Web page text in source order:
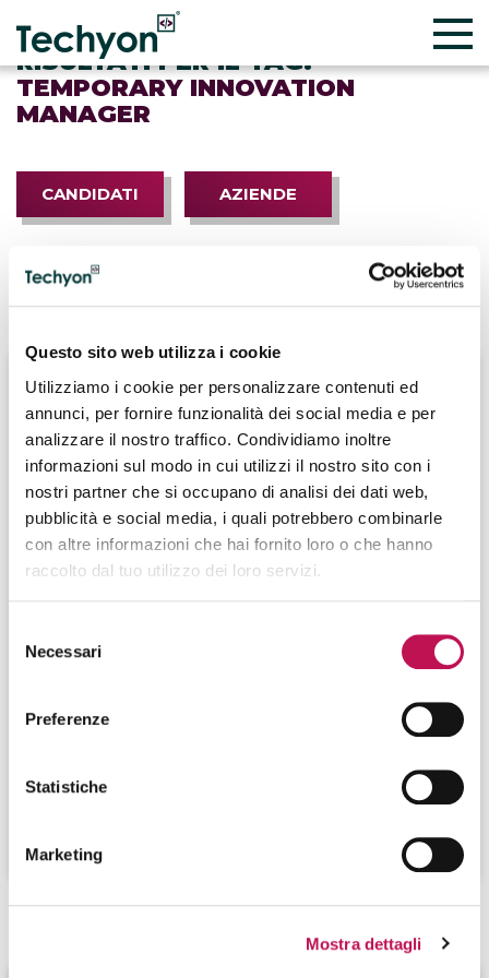
Questo sito web utilizza i cookie
Utilizziamo i cookie per personalizzare contenuti ed
annunci, per fornire funzionalità dei social media e per
analizzare il nostro traffico. Condividiamo inoltre
informazioni sul modo in cui utilizzi il nostro sito con i
nostri partner che si occupano di analisi dei dati web,
pubblicità e social media, i quali potrebbero combinarle
con altre informazioni che hai fornito loro o che hanno
raccolto dal tuo utilizzo dei loro servizi.
delNecessari
Preferenze
Statistiche
Marketing
Mostra dettagli
RISULTATI PER IL TAG:
TEMPORARY INNOVATION
MANAGER
CANDIDATI AZIENDE
21.01.2025
Chi è il Temporary Innovation Manager e
aziende nella post-digital era, consigliando tool digitali e
supportando il processo innovativo.